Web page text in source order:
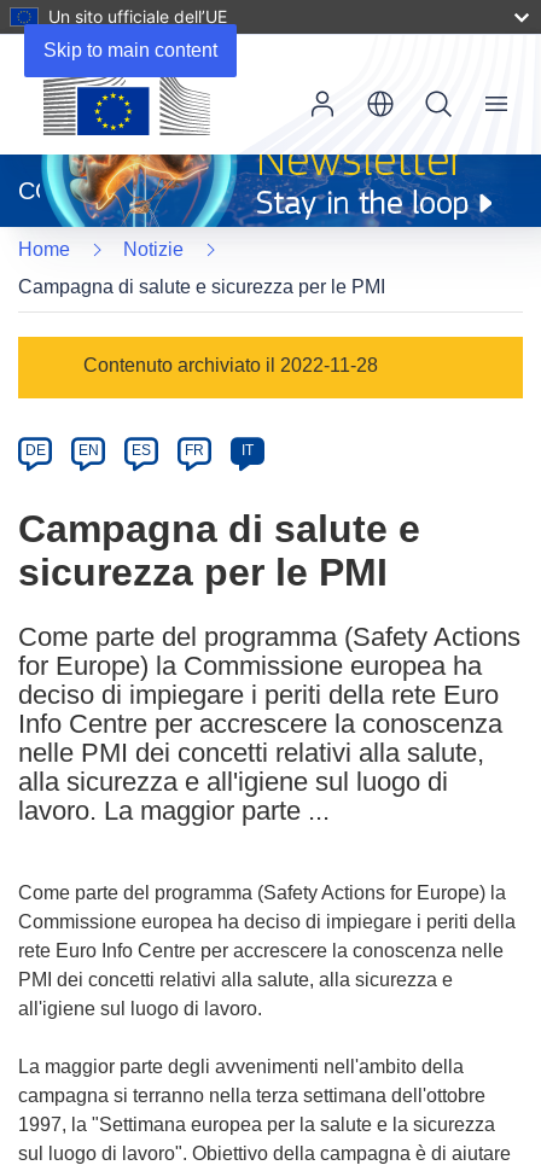
Skip to main content
Un sito ufficiale dell’UE
apre
in
una
nuova
finestra)
CORDIS
Menu
Home
Notizie
Campagna di salute e sicurezza per le PMI
Category
Contenuto archiviato il 2022-11-28
Article
available
the
following
languages:
DE EN ES FR IT
Campagna di salute e
sicurezza per le PMI
Come parte del programma (Safety Actions
for Europe) la Commissione europea ha
deciso di impiegare i periti della rete Euro
Info Centre per accrescere la conoscenza
nelle PMI dei concetti relativi alla salute,
alla sicurezza e all'igiene sul luogo di
lavoro. La maggior parte ...
Come parte del programma (Safety Actions for Europe) la
Commissione europea ha deciso di impiegare i periti della
rete Euro Info Centre per accrescere la conoscenza nelle
PMI dei concetti relativi alla salute, alla sicurezza e
all'igiene sul luogo di lavoro.
La maggior parte degli avvenimenti nell'ambito della
campagna si terranno nella terza settimana dell'ottobre
1997, la "Settimana europea per la salute e la sicurezza
sul luogo di lavoro". Obiettivo della campagna è di aiutare